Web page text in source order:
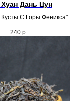
Дань Цун
С Горы Феникса"
240 р.